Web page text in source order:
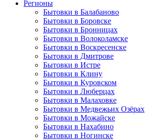
Регионы
Бытовки в Балабаново
Бытовки в Боровске
Бытовки в Бронницах
Бытовки в Волоколамске
Бытовки в Воскресенске
Бытовки в Дмитрове
Бытовки в Истре
Бытовки в Клину
Бытовки в Куровском
Бытовки в Люберцах
Бытовки в Малаховке
Бытовки в Медвежьих Озёрах
Бытовки в Можайске
Бытовки в Нахабино
Бытовки в Ногинске